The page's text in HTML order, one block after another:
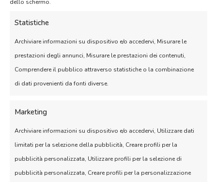
dello schermo.
Statistiche
Archiviare informazioni su dispositivo e/o accedervi, Misurare le
prestazioni degli annunci, Misurare le prestazioni dei contenuti,
Comprendere il pubblico attraverso statistiche o la combinazione
di dati provenienti da fonti diverse.
Marketing
Archiviare informazioni su dispositivo e/o accedervi, Utilizzare dati
limitati per la selezione della pubblicità, Creare profili per la
pubblicità personalizzata, Utilizzare profili per la selezione di
pubblicità personalizzata, Creare profili per la personalizzazione
NASTRO MODULARE
SPESSORE 11MM